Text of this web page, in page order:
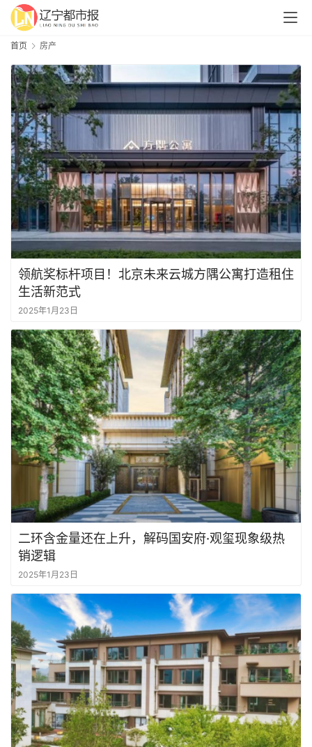
首页 房产
领航奖标杆项目！北京未来云城方隅公寓打造租住
生活新范式
2025年1月23日
二环含金量还在上升，解码国安府·观玺现象级热
销逻辑
2025年1月23日